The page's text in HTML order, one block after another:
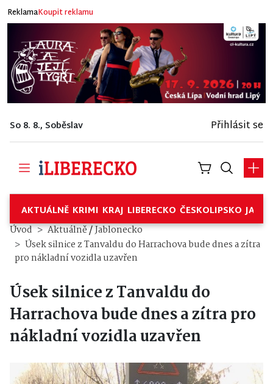
ReklamaKoupit reklamu
So 8. 8., Soběslav Přihlásit se
AKTUÁLNĚ KRIMI KRAJ LIBERECKO ČESKOLIPSKO
Úvod Aktuálně/Jablonecko
Úsek silnice z Tanvaldu do Harrachova bude dnes a zítra
pro nákladní vozidla uzavřen
Úsek silnice z Tanvaldu do
Harrachova bude dnes a zítra pro
nákladní vozidla uzavřen